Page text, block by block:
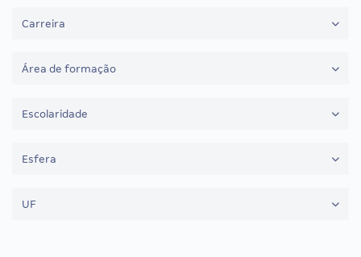
Carreira
Área de formação
Escolaridade
Esfera
UF